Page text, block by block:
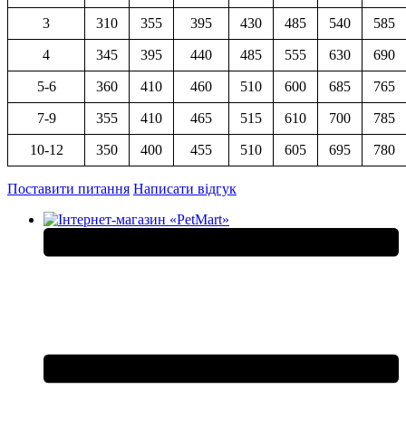
3 310 355 395 430 485 540 585
4 345 395 440 485 555 630 690
5-6 360 410 460 510 600 685 765
7-9 355 410 465 515 610 700 785
10-12 350 400 455 510 605 695 780
Поставити питання Написати відгук